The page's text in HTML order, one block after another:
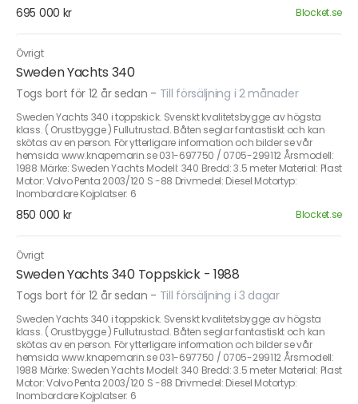
695 000 kr Blocket.se
Övrigt
Sweden Yachts 340
Togs bort för 12 år sedan - Till försäljning i 2 månader
Sweden Yachts 340 i toppskick. Svenskt kvalitetsbygge av högsta
klass. ( Orustbygge ) Fullutrustad. Båten seglar fantastiskt och kan
skötas av en person. För ytterligare information och bilder se vår
hemsida www.knapemarin.se 031-697750 / 0705-299112 Årsmodell:
1988 Märke: Sweden Yachts Modell: 340 Bredd: 3.5 meter Material: Plast
Motor: Volvo Penta 2003/120 S -88 Drivmedel: Diesel Motortyp:
Inombordare Kojplatser: 6
850 000 kr Blocket.se
Övrigt
Sweden Yachts 340 Toppskick - 1988
Togs bort för 12 år sedan - Till försäljning i 3 dagar
Sweden Yachts 340 i toppskick. Svenskt kvalitetsbygge av högsta
klass. ( Orustbygge ) Fullutrustad. Båten seglar fantastiskt och kan
skötas av en person. För ytterligare information och bilder se vår
hemsida www.knapemarin.se 031-697750 / 0705-299112 Årsmodell:
1988 Märke: Sweden Yachts Modell: 340 Bredd: 3.5 meter Material: Plast
Motor: Volvo Penta 2003/120 S -88 Drivmedel: Diesel Motortyp:
Inombordare Kojplatser: 6